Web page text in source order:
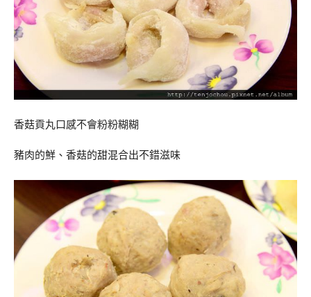
香菇貢丸口感不會粉粉糊糊
豬肉的鮮、香菇的甜混合出不錯滋味